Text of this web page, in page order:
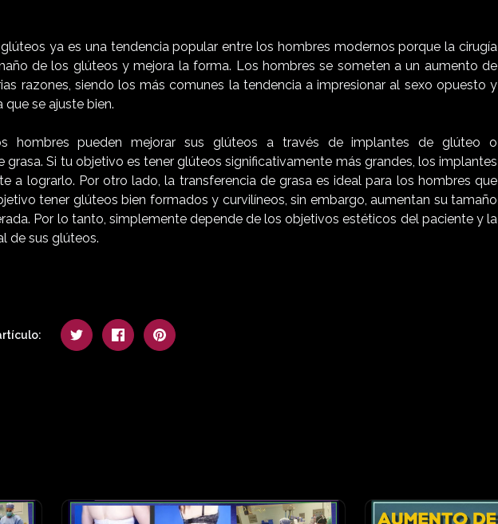
ya es una tendencia popular entre los hombres modernos porque la cirugía
de los glúteos y mejora la forma. Los hombres se someten a un aumento de
razones, siendo los más comunes la tendencia a impresionar al sexo opuesto y
que se ajuste bien.
hombres pueden mejorar sus glúteos a través de implantes de glúteo o
grasa. Si tu objetivo es tener glúteos significativamente más grandes, los implantes
a lograrlo. Por otro lado, la transferencia de grasa es ideal para los hombres que
tener glúteos bien formados y curvilíneos, sin embargo, aumentan su tamaño
Por lo tanto, simplemente depende de los objetivos estéticos del paciente y la
de sus glúteos.